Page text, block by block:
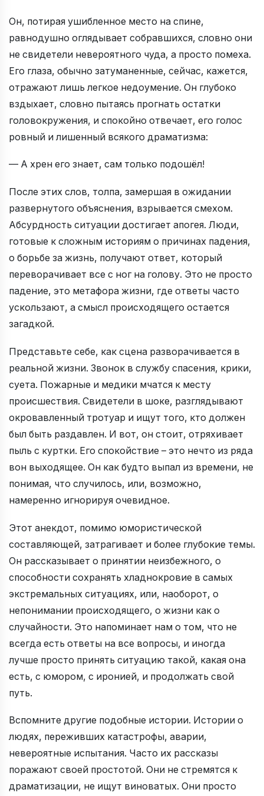
Он, потирая ушибленное место на спине,
равнодушно оглядывает собравшихся, словно они
не свидетели невероятного чуда, а просто помеха.
Его глаза, обычно затуманенные, сейчас, кажется,
отражают лишь легкое недоумение. Он глубоко
вздыхает, словно пытаясь прогнать остатки
головокружения, и спокойно отвечает, его голос
ровный и лишенный всякого драматизма:
— А хрен его знает, сам только подошёл!
После этих слов, толпа, замершая в ожидании
развернутого объяснения, взрывается смехом.
Абсурдность ситуации достигает апогея. Люди,
готовые к сложным историям о причинах падения,
о борьбе за жизнь, получают ответ, который
переворачивает все с ног на голову. Это не просто
падение, это метафора жизни, где ответы часто
ускользают, а смысл происходящего остается
загадкой.
Представьте себе, как сцена разворачивается в
реальной жизни. Звонок в службу спасения, крики,
суета. Пожарные и медики мчатся к месту
происшествия. Свидетели в шоке, разглядывают
окровавленный тротуар и ищут того, кто должен
был быть раздавлен. И вот, он стоит, отряхивает
пыль с куртки. Его спокойствие – это нечто из ряда
вон выходящее. Он как будто выпал из времени, не
понимая, что случилось, или, возможно,
намеренно игнорируя очевидное.
Этот анекдот, помимо юмористической
составляющей, затрагивает и более глубокие темы.
Он рассказывает о принятии неизбежного, о
способности сохранять хладнокровие в самых
экстремальных ситуациях, или, наоборот, о
непонимании происходящего, о жизни как о
случайности. Это напоминает нам о том, что не
всегда есть ответы на все вопросы, и иногда
лучше просто принять ситуацию такой, какая она
есть, с юмором, с иронией, и продолжать свой
путь.
Вспомните другие подобные истории. Истории о
людях, переживших катастрофы, аварии,
невероятные испытания. Часто их рассказы
поражают своей простотой. Они не стремятся к
драматизации, не ищут виноватых. Они просто